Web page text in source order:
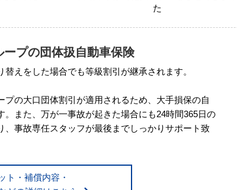
た
プの団体扱自動車保険
えをした場合でも等級割引が継承されます。
プの大口団体割引が適用されるため、⼤⼿損保の自
。また、万が一事故が起きた場合にも24時間365日の
、事故専任スタッフが最後までしっかりサポート致
ト・補償内容・